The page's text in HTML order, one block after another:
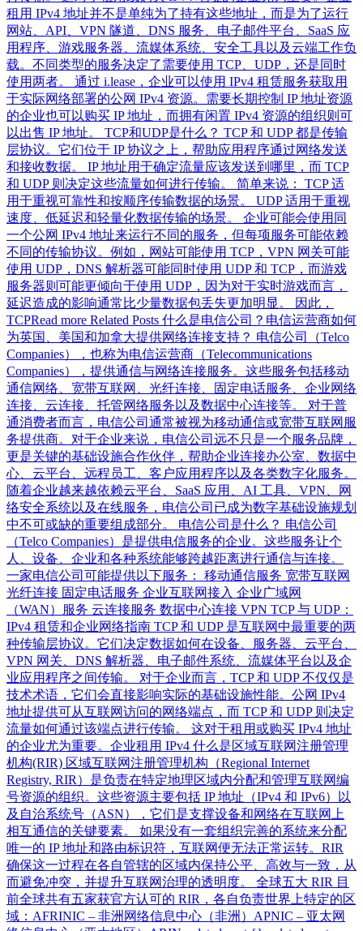
租用 IPv4 地址并不是单纯为了持有这些地址，而是为了运行
网站、API、VPN 隧道、DNS 服务、电子邮件平台、SaaS 应
用程序、游戏服务器、流媒体系统、安全工具以及云端工作负
载。不同类型的服务决定了需要使用 TCP、UDP，还是同时
使用两者。 通过 i.lease，企业可以使用 IPv4 租赁服务获取用
于实际网络部署的公网 IPv4 资源。需要长期控制 IP 地址资源
的企业也可以购买 IP 地址，而拥有闲置 IPv4 资源的组织则可
以出售 IP 地址。 TCP和UDP是什么？ TCP 和 UDP 都是传输
层协议。它们位于 IP 协议之上，帮助应用程序通过网络发送
和接收数据。 IP 地址用于确定流量应该发送到哪里，而 TCP
和 UDP 则决定这些流量如何进行传输。 简单来说： TCP 适
用于重视可靠性和按顺序传输数据的场景。 UDP 适用于重视
速度、低延迟和轻量化数据传输的场景。 企业可能会使用同
一个公网 IPv4 地址来运行不同的服务，但每项服务可能依赖
不同的传输协议。例如，网站可能使用 TCP，VPN 网关可能
使用 UDP，DNS 解析器可能同时使用 UDP 和 TCP，而游戏
服务器则可能更倾向于使用 UDP，因为对于实时游戏而言，
延迟造成的影响通常比少量数据包丢失更加明显。 因此，
TCPRead more Related Posts 什么是电信公司？电信运营商如何
为英国、美国和加拿大提供网络连接支持？ 电信公司（Telco
Companies），也称为电信运营商（Telecommunications
Companies），提供通信与网络连接服务。这些服务包括移动
通信网络、宽带互联网、光纤连接、固定电话服务、企业网络
连接、云连接、托管网络服务以及数据中心连接等。 对于普
通消费者而言，电信公司通常被视为移动通信或宽带互联网服
务提供商。对于企业来说，电信公司远不只是一个服务品牌，
更是关键的基础设施合作伙伴，帮助企业连接办公室、数据中
心、云平台、远程员工、客户应用程序以及各类数字化服务。
随着企业越来越依赖云平台、SaaS 应用、AI 工具、VPN、网
络安全系统以及在线服务，电信公司已成为数字基础设施规划
中不可或缺的重要组成部分。 电信公司是什么？ 电信公司
（Telco Companies）是提供电信服务的企业。这些服务让个
人、设备、企业和各种系统能够跨越距离进行通信与连接。
一家电信公司可能提供以下服务： 移动通信服务 宽带互联网
光纤连接 固定电话服务 企业互联网接入 企业广域网
（WAN）服务 云连接服务 数据中心连接 VPN TCP 与 UDP：
IPv4 租赁和企业网络指南 TCP 和 UDP 是互联网中最重要的两
种传输层协议。它们决定数据如何在设备、服务器、云平台、
VPN 网关、DNS 解析器、电子邮件系统、流媒体平台以及企
业应用程序之间传输。 对于企业而言，TCP 和 UDP 不仅仅是
技术术语，它们会直接影响实际的基础设施性能。公网 IPv4
地址提供可从互联网访问的网络端点，而 TCP 和 UDP 则决定
流量如何通过该端点进行传输。 这对于租用或购买 IPv4 地址
的企业尤为重要。企业租用 IPv4 什么是区域互联网注册管理
机构(RIR) 区域互联网注册管理机构（Regional Internet
Registry, RIR）是负责在特定地理区域内分配和管理互联网编
号资源的组织。这些资源主要包括 IP 地址（IPv4 和 IPv6）以
及自治系统号（ASN），它们是支撑设备和网络在互联网上
相互通信的关键要素。 如果没有一套组织完善的系统来分配
唯一的 IP 地址和路由标识符，互联网便无法正常运转。RIR
确保这一过程在各自管辖的区域内保持公平、高效与一致，从
而避免冲突，并提升互联网治理的透明度。 全球五大 RIR 目
前全球共有五家获官方认可的 RIR，各自负责世界上特定的区
域：AFRINIC – 非洲网络信息中心（非洲）APNIC – 亚太网